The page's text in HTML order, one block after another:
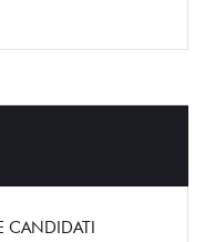
CANDIDATI